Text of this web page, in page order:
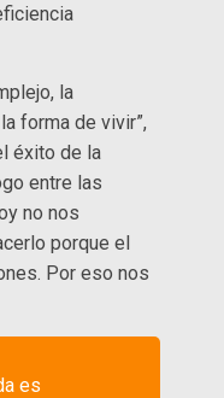
la
forma de vivir”,
éxito de la
entre las
no nos
porque el
Por eso nos
es